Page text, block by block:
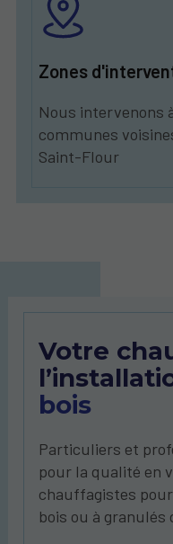
Zones
Nous intervenons
communes
Saint-Flour
Votre
bois
Particuliers et
pour la qualité en
chauffagistes
bois ou à